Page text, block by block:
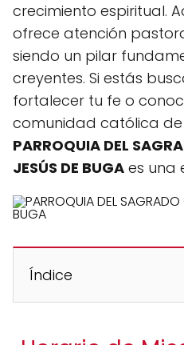
crecimiento espiritual.
ofrece atención
siendo un pilar
creyentes. Si estás
fortalecer tu fe o
comunidad católica de
PARROQUIA DEL
JESÚS DE BUGA es una
Índice